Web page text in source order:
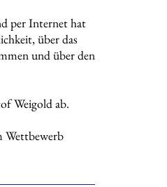
per Internet hat
über das
und über den
Weigold ab.
Wettbewerb